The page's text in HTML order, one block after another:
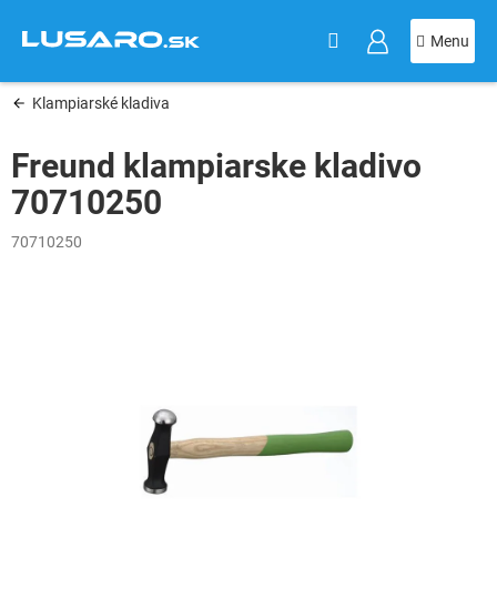
obsah
Klampiarské kladiva
Freund klampiarske kladivo
70710250
70710250